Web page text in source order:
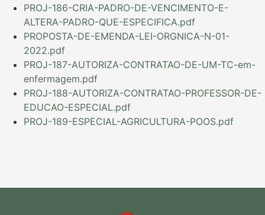
PROJ-186-CRIA-PADRO-DE-VENCIMENTO-E-
ALTERA-PADRO-QUE-ESPECIFICA.pdf
PROPOSTA-DE-EMENDA-LEI-ORGNICA-N-01-
2022.pdf
PROJ-187-AUTORIZA-CONTRATAO-DE-UM-TC-em-
enfermagem.pdf
PROJ-188-AUTORIZA-CONTRATAO-PROFESSOR-DE-
EDUCAO-ESPECIAL.pdf
PROJ-189-ESPECIAL-AGRICULTURA-POOS.pdf